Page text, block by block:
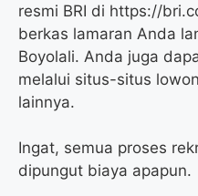
resmi BRI di https://
berkas lamaran Anda
Boyolali. Anda juga
melalui situs-situs
lainnya.
Ingat, semua proses
dipungut biaya apapun.